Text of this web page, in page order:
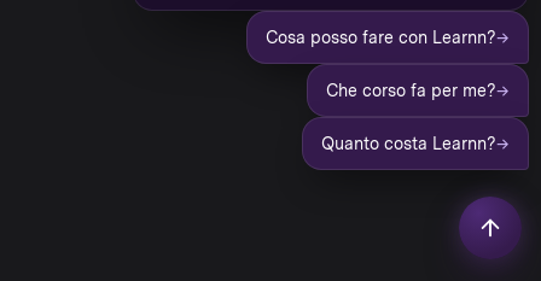
Cosa posso fare con Learnn?→
Che corso fa per me?→
Quanto costa Learnn?→